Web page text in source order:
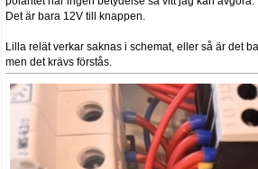
Det är bara 12V till knappen.
Lilla relät verkar saknas i schemat, eller så är det
men det krävs förstås.